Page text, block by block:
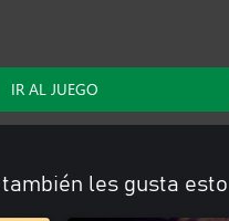
IR AL JUEGO
les gusta esto